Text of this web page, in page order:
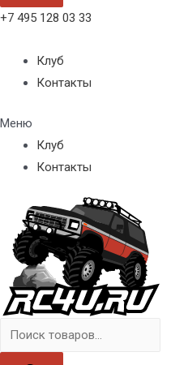
+7 495 128 03 33
Клуб
Контакты
Меню
Клуб
Контакты
Поиск
товаров